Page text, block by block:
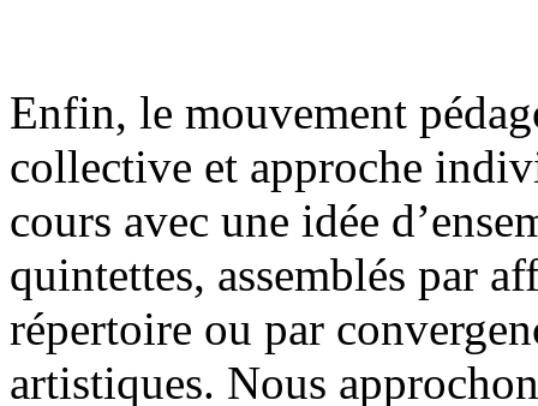
Enfin, le mouvement
collective et approche
cours avec une idée
quintettes, assemblés par
répertoire ou par
artistiques. Nous